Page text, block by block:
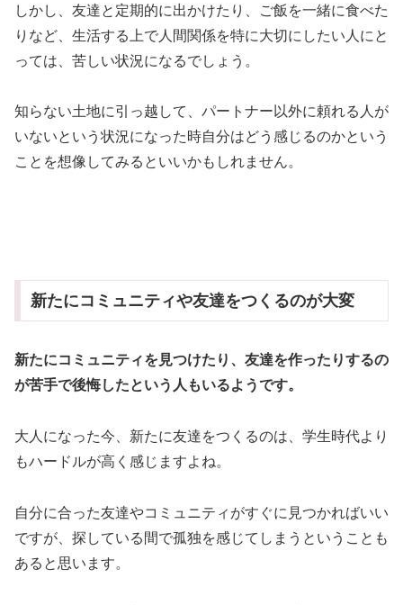
しかし、友達と定期的に出かけたり、ご飯を一緒に食べた
りなど、生活する上で人間関係を特に大切にしたい人にと
っては、苦しい状況になるでしょう。
知らない土地に引っ越して、パートナー以外に頼れる人が
いないという状況になった時自分はどう感じるのかという
ことを想像してみるといいかもしれません。
新たにコミュニティや友達をつくるのが大変
新たにコミュニティを見つけたり、友達を作ったりするの
が苦手で後悔したという人もいるようです。
大人になった今、新たに友達をつくるのは、学生時代より
もハードルが高く感じますよね。
自分に合った友達やコミュニティがすぐに見つかればいい
ですが、探している間で孤独を感じてしまうということも
あると思います。